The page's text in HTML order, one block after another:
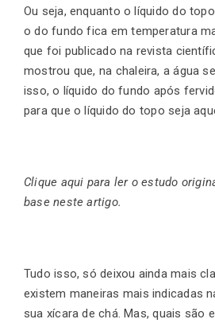
Ou seja, enquanto o líquido do
o do fundo fica em temperatura
que foi publicado na revista
mostrou que, na chaleira, a água
isso, o líquido do fundo após
para que o líquido do topo seja
Clique aqui para ler o estudo
base neste artigo.
Tudo isso, só deixou ainda mais
existem maneiras mais indicadas
sua xícara de chá. Mas, quais são